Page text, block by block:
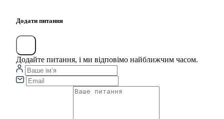
Додати питання
Додайте питання, і ми відповімо найближчим часом.